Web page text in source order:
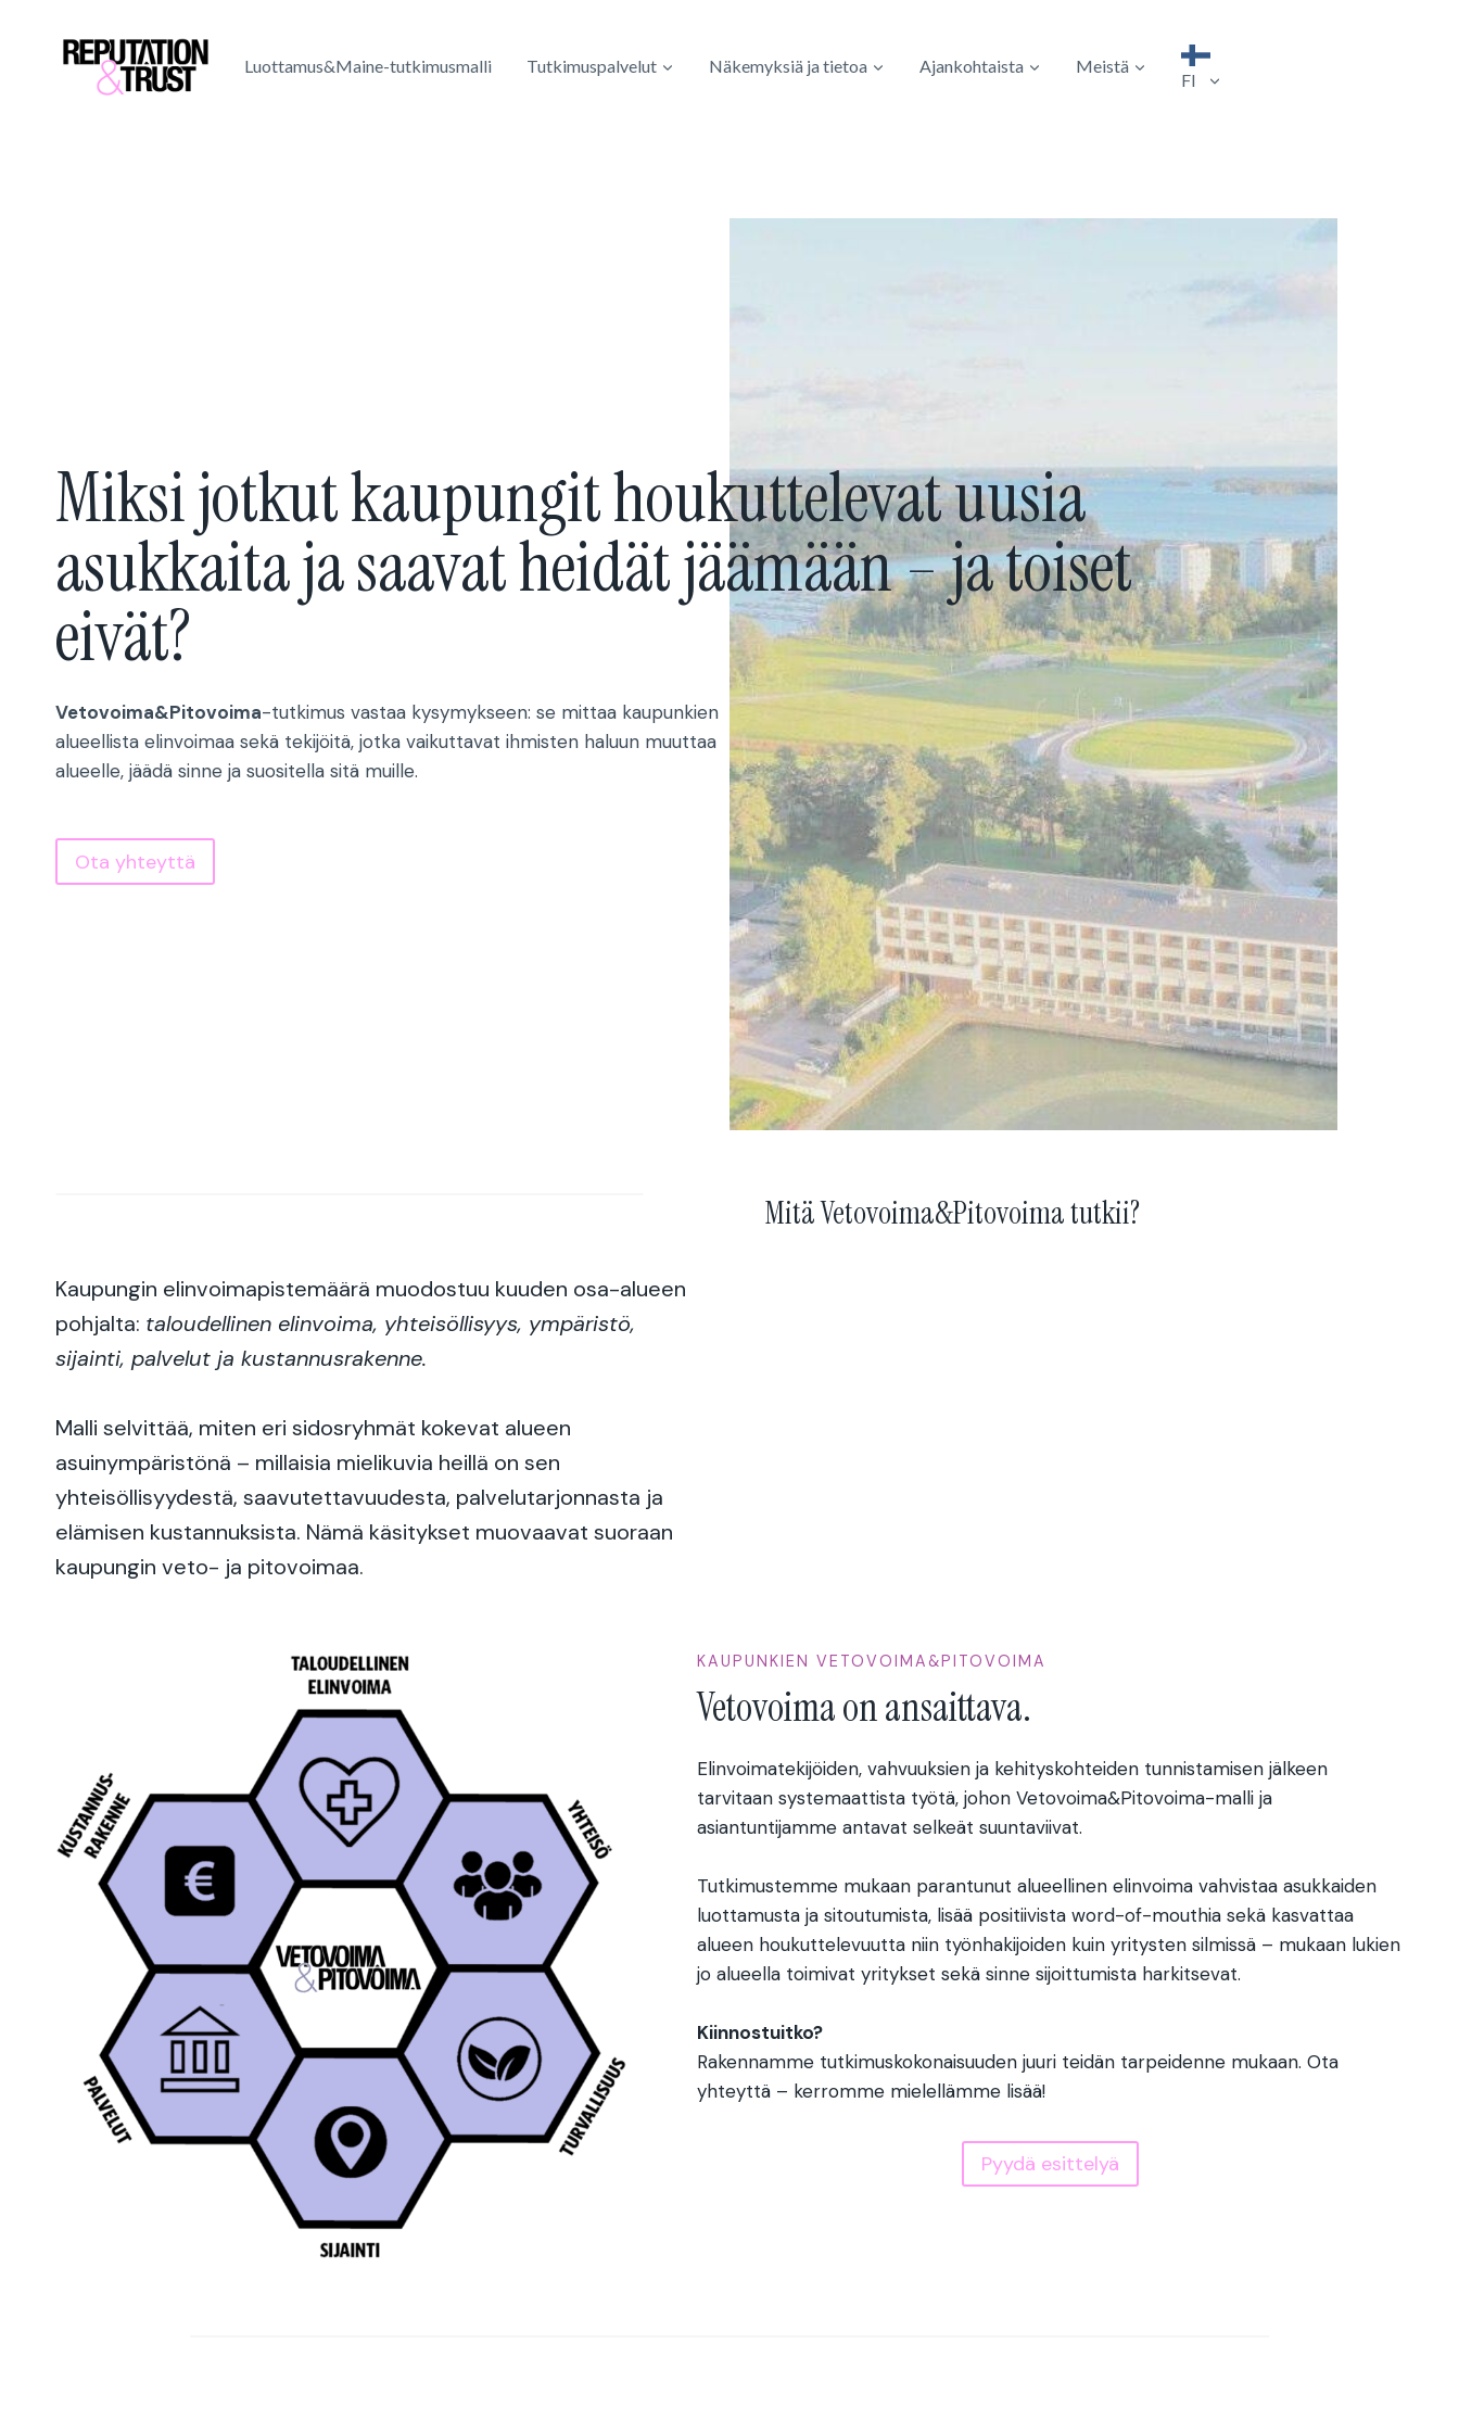
content
Luottamus&Maine-tutkimusmalli Tutkimuspalvelut Näkemyksiä ja tietoa Ajankohtaista Meistä
FI
Miksi jotkut kaupungit houkuttelevat uusia
asukkaita ja saavat heidät jäämään – ja toiset
eivät?
Vetovoima&Pitovoima-tutkimus vastaa kysymykseen: se mittaa kaupunkien
alueellista elinvoimaa sekä tekijöitä, jotka vaikuttavat ihmisten haluun muuttaa
alueelle, jäädä sinne ja suositella sitä muille.
Ota yhteyttä
Mitä Vetovoima&Pitovoima tutkii?
Kaupungin elinvoimapistemäärä muodostuu kuuden osa-alueen
pohjalta: taloudellinen elinvoima, yhteisöllisyys, ympäristö,
sijainti, palvelut ja kustannusrakenne.
Malli selvittää, miten eri sidosryhmät kokevat alueen
asuinympäristönä – millaisia mielikuvia heillä on sen
yhteisöllisyydestä, saavutettavuudesta, palvelutarjonnasta ja
elämisen kustannuksista. Nämä käsitykset muovaavat suoraan
kaupungin veto- ja pitovoimaa.
KAUPUNKIEN VETOVOIMA&PITOVOIMA
Vetovoima on ansaittava.
Elinvoimatekijöiden, vahvuuksien ja kehityskohteiden tunnistamisen jälkeen
tarvitaan systemaattista työtä, johon Vetovoima&Pitovoima-malli ja
asiantuntijamme antavat selkeät suuntaviivat.
Tutkimustemme mukaan parantunut alueellinen elinvoima vahvistaa asukkaiden
luottamusta ja sitoutumista, lisää positiivista word-of-mouthia sekä kasvattaa
alueen houkuttelevuutta niin työnhakijoiden kuin yritysten silmissä – mukaan lukien
jo alueella toimivat yritykset sekä sinne sijoittumista harkitsevat.
Kiinnostuitko?
Rakennamme tutkimuskokonaisuuden juuri teidän tarpeidenne mukaan. Ota
yhteyttä – kerromme mielellämme lisää!
Pyydä esittelyä